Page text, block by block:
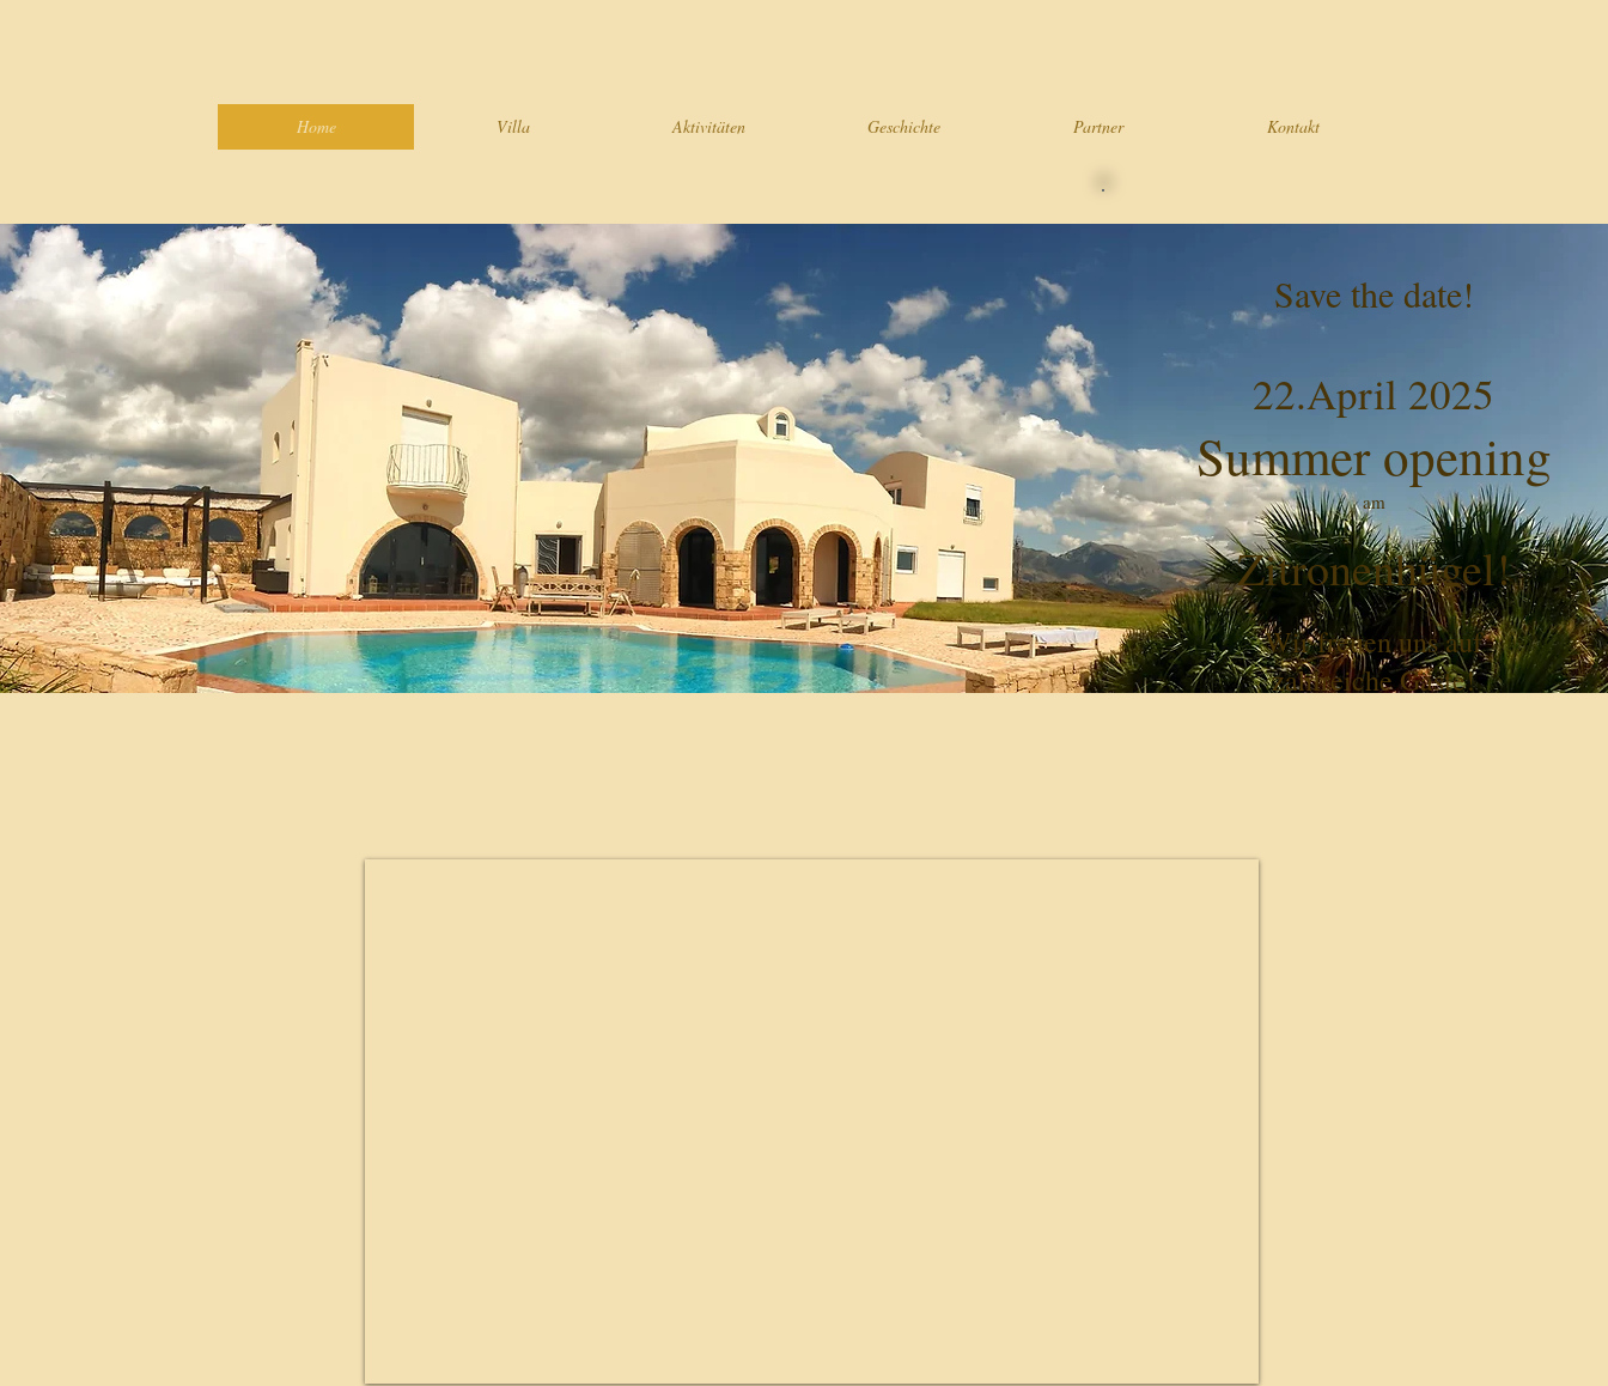
Home Villa Aktivitäten Geschichte Partner Kontakt
Save the date!
22.April 2025
Summer opening
am
Zitronenhügel!
Wir freuen uns auf
zahlreiche Gäste!